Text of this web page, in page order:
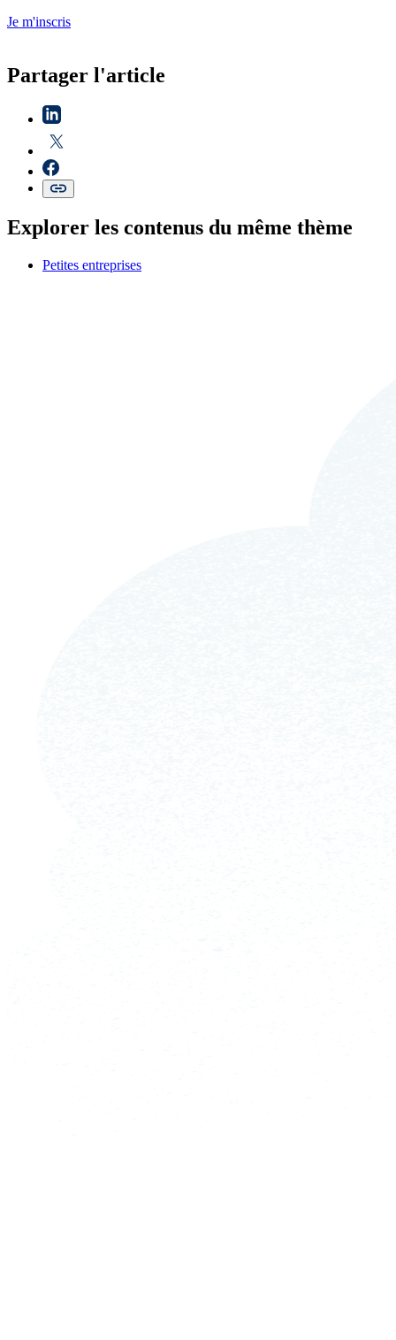
Je m'inscris
Partager l'article
Explorer les contenus du même thème
Petites entreprises